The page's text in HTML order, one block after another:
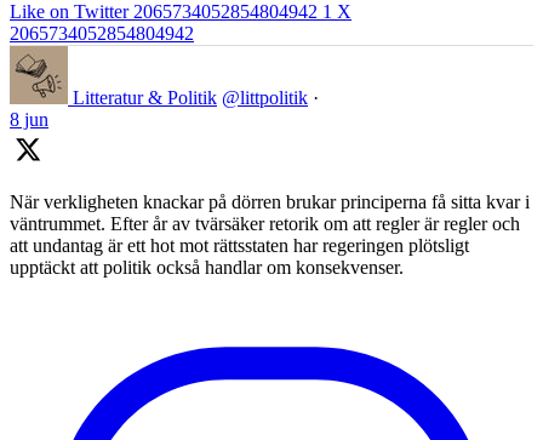
Like on Twitter 2065734052854804942 1 X
2065734052854804942
Litteratur & Politik @littpolitik ·
8 jun
När verkligheten knackar på dörren brukar principerna få sitta kvar i
väntrummet. Efter år av tvärsäker retorik om att regler är regler och
att undantag är ett hot mot rättsstaten har regeringen plötsligt
upptäckt att politik också handlar om konsekvenser.